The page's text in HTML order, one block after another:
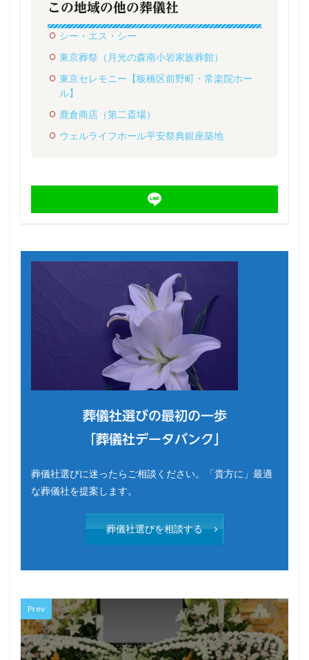
この地域の他の葬儀社
シー・エス・シー
東京葬祭（月光の森南小岩家族葬館）
東京セレモニー【板橋区前野町・常楽院ホー
ル】
鹿倉商店（第二斎場）
ウェルライフホール平安祭典銀座築地
葬儀社選びの最初の一歩
「葬儀社データバンク」
葬儀社選びに迷ったらご相談ください。「貴方に」最適
な葬儀社を提案します。
葬儀社選びを相談する
Prev